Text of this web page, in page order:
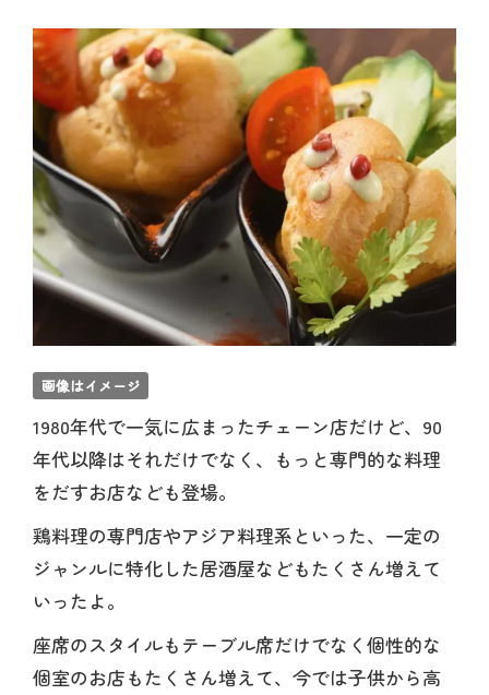
画像はイメージ
1980年代で一気に広まったチェーン店だけど、90
年代以降はそれだけでなく、もっと専門的な料理
をだすお店なども登場。
鶏料理の専門店やアジア料理系といった、一定の
ジャンルに特化した居酒屋などもたくさん増えて
いったよ。
座席のスタイルもテーブル席だけでなく個性的な
個室のお店もたくさん増えて、今では子供から高